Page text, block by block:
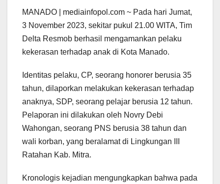
MANADO | mediainfopol.com ~ Pada hari Jumat,
3 November 2023, sekitar pukul 21.00 WITA, Tim
Delta Resmob berhasil mengamankan pelaku
kekerasan terhadap anak di Kota Manado.
Identitas pelaku, CP, seorang honorer berusia 35
tahun, dilaporkan melakukan kekerasan terhadap
anaknya, SDP, seorang pelajar berusia 12 tahun.
Pelaporan ini dilakukan oleh Novry Debi
Wahongan, seorang PNS berusia 38 tahun dan
wali korban, yang beralamat di Lingkungan III
Ratahan Kab. Mitra.
Kronologis kejadian mengungkapkan bahwa pada